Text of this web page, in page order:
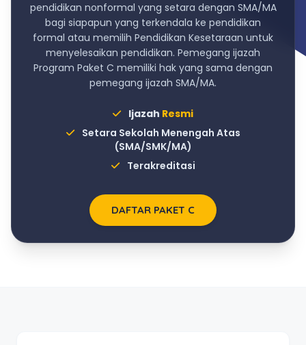
pendidikan nonformal yang setara dengan SMA/MA
bagi siapapun yang terkendala ke pendidikan
formal atau memilih Pendidikan Kesetaraan untuk
menyelesaikan pendidikan. Pemegang ijazah
Program Paket C memiliki hak yang sama dengan
pemegang ijazah SMA/MA.
Ijazah Resmi
Setara Sekolah Menengah Atas
(SMA/SMK/MA)
Terakreditasi
DAFTAR PAKET C